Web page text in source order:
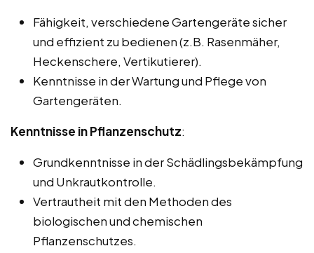
Fähigkeit, verschiedene Gartengeräte sicher
und effizient zu bedienen (z.B. Rasenmäher,
Heckenschere, Vertikutierer).
Kenntnisse in der Wartung und Pflege von
Gartengeräten.
Kenntnisse in Pflanzenschutz:
Grundkenntnisse in der Schädlingsbekämpfung
und Unkrautkontrolle.
Vertrautheit mit den Methoden des
biologischen und chemischen
Pflanzenschutzes.